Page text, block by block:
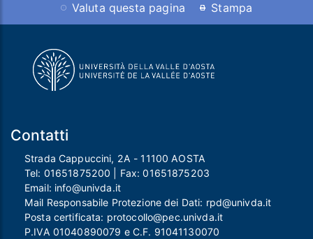
Valuta questa pagina Stampa
Contatti
Strada Cappuccini, 2A - 11100 AOSTA
Tel: 01651875200 | Fax:01651875203
Email: info@univda.it
Mail Responsabile Protezione dei Dati: rpd@univda.it
Posta certificata: protocollo@pec.univda.it
P.IVA 01040890079 e C.F. 91041130070